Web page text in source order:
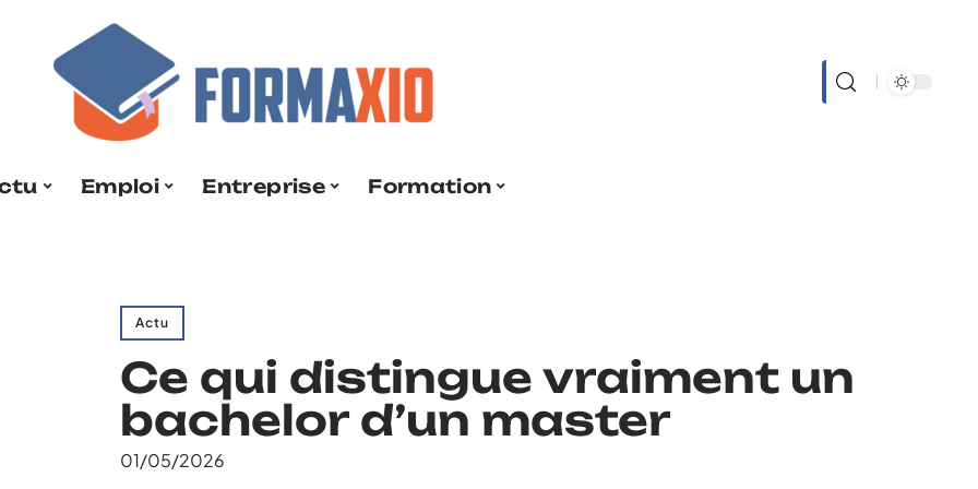
Emploi Entreprise Formation
Actu
Ce qui distingue vraiment un
bachelor d’un master
01/05/2026